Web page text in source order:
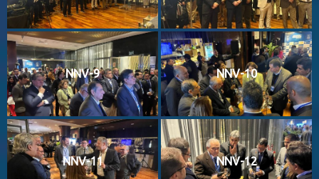
NNV-9 NNV-10
NNV-11 NNV-12